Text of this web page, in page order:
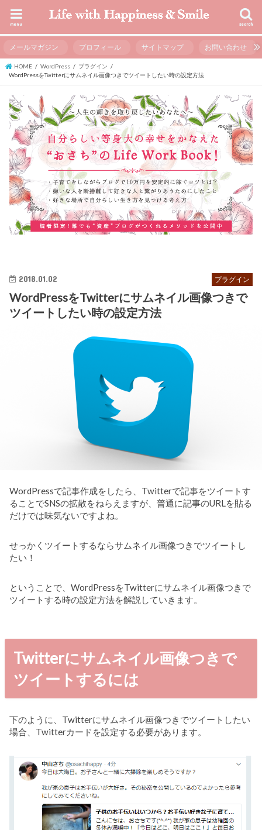
search
menu
メールマガジン プロフィール サイトマップ お問い合わせ
HOME WordPress
プラグイン
WordPressをTwitterにサムネイル画像つきでツイートしたい時の設定方法
プラグイン
2018.01.02
WordPressをTwitterにサムネイル画像つきで
ツイートしたい時の設定方法
WordPressで記事作成をしたら、Twitterで記事をツイートす
ることでSNSの拡散をねらえますが、普通に記事のURLを貼る
だけでは味気ないですよね。
せっかくツイートするならサムネイル画像つきでツイートし
たい！
ということで、WordPressをTwitterにサムネイル画像つきで
ツイートする時の設定方法を解説していきます。
Twitterにサムネイル画像つきで
ツイートするには
下のように、Twitterにサムネイル画像つきでツイートしたい
場合、Twitterカードを設定する必要があります。